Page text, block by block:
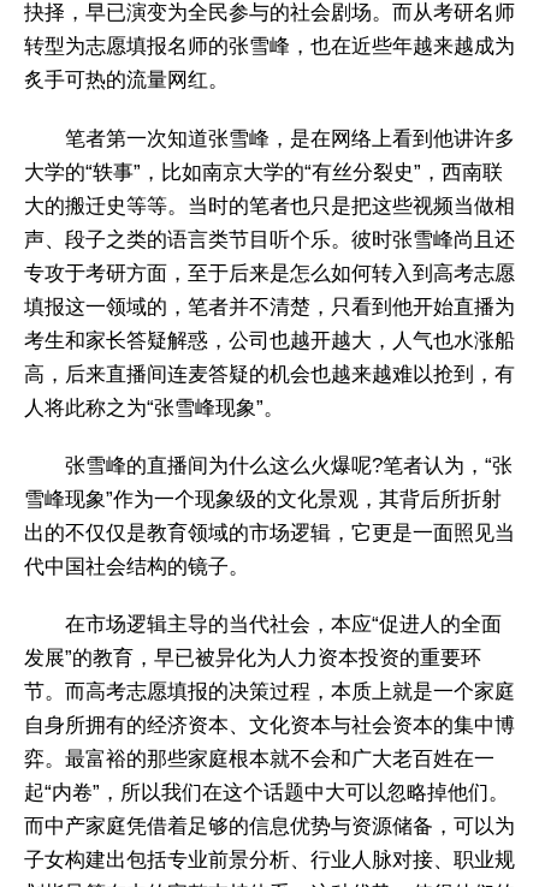
抉择，早已演变为全民参与的社会剧场。而从考研名师
转型为志愿填报名师的张雪峰，也在近些年越来越成为
炙手可热的流量网红。
笔者第一次知道张雪峰，是在网络上看到他讲许多
大学的“轶事”，比如南京大学的“有丝分裂史”，西南联
大的搬迁史等等。当时的笔者也只是把这些视频当做相
声、段子之类的语言类节目听个乐。彼时张雪峰尚且还
专攻于考研方面，至于后来是怎么如何转入到高考志愿
填报这一领域的，笔者并不清楚，只看到他开始直播为
考生和家长答疑解惑，公司也越开越大，人气也水涨船
高，后来直播间连麦答疑的机会也越来越难以抢到，有
人将此称之为“张雪峰现象”。
张雪峰的直播间为什么这么火爆呢?笔者认为，“张
雪峰现象”作为一个现象级的文化景观，其背后所折射
出的不仅仅是教育领域的市场逻辑，它更是一面照见当
代中国社会结构的镜子。
在市场逻辑主导的当代社会，本应“促进人的全面
发展”的教育，早已被异化为人力资本投资的重要环
节。而高考志愿填报的决策过程，本质上就是一个家庭
自身所拥有的经济资本、文化资本与社会资本的集中博
弈。最富裕的那些家庭根本就不会和广大老百姓在一
起“内卷”，所以我们在这个话题中大可以忽略掉他们。
而中产家庭凭借着足够的信息优势与资源储备，可以为
子女构建出包括专业前景分析、行业人脉对接、职业规